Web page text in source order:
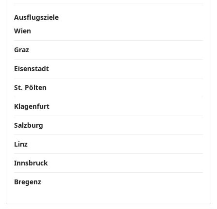
Ausflugsziele
Wien
Graz
Eisenstadt
St. Pölten
Klagenfurt
Salzburg
Linz
Innsbruck
Bregenz